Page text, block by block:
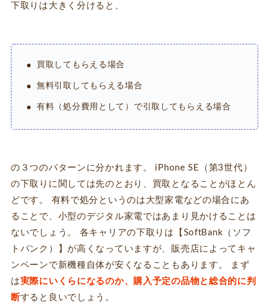
下取りは大きく分けると、
買取してもらえる場合
無料引取してもらえる場合
有料（処分費用として）で引取してもらえる場合
の３つのパターンに分かれます。 iPhone SE（第3世代）
の下取りに関しては先のとおり、買取となることがほとん
どです。 有料で処分というのは大型家電などの場合にあ
ることで、小型のデジタル家電ではあまり見かけることは
ないでしょう。 各キャリアの下取りは【SoftBank（ソフ
トバンク）】が高くなっていますが、販売店によってキャ
ンペーンで新機種自体が安くなることもあります。 まず
は実際にいくらになるのか、購入予定の品物と総合的に判
断すると良いでしょう。